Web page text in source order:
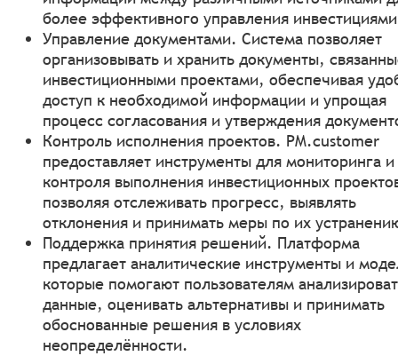
более эффективного управления
Управление документами. Система позволяет
организовывать и хранить документы,
инвестиционными проектами, обеспечивая
доступ к необходимой информации и упрощая
процесс согласования и утверждения
Контроль исполнения проектов. PM.customer
предоставляет инструменты для мониторинга и
контроля выполнения инвестиционных
позволяя отслеживать прогресс, выявлять
отклонения и принимать меры по их
Поддержка принятия решений. Платформа
предлагает аналитические инструменты и
которые помогают пользователям
данные, оценивать альтернативы и принимать
обоснованные решения в условиях
неопределённости.